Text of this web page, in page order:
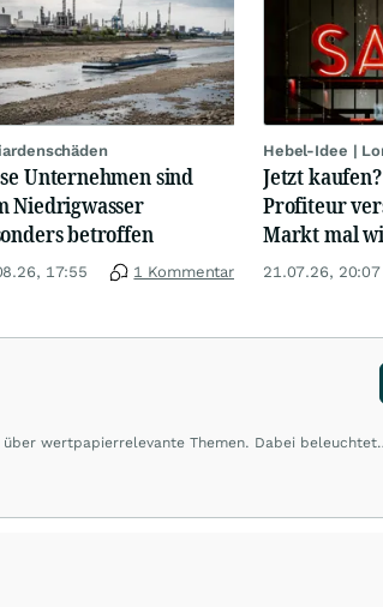
Unternehmen sind
Niedrigwasser
betroffen
17:55 1 Kommentar
Hebel-Idee |
Jetzt
Profiteur
Markt mal
21.07.26, 20:07
über wertpapierrelevante Themen. Dabei beleuchtet